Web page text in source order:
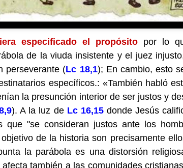
especificado el propósito por lo
de la viuda insistente y el juez
perseverante (Lc 18,1); En cambio, esto
específicos.: «También habló
la presunción interior de ser justos y
). A la luz de Lc 16,15donde Jesús
que "se consideran justos ante los
de la historia son precisamente
la parábola es una distorsión
también a las comunidades